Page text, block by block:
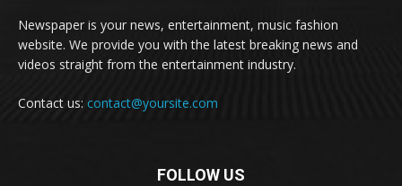
Newspaper is your news, entertainment, music fashion
website. We provide you with the latest breaking news and
videos straight from the entertainment industry.
Contact us: contact@yoursite.com
FOLLOW US